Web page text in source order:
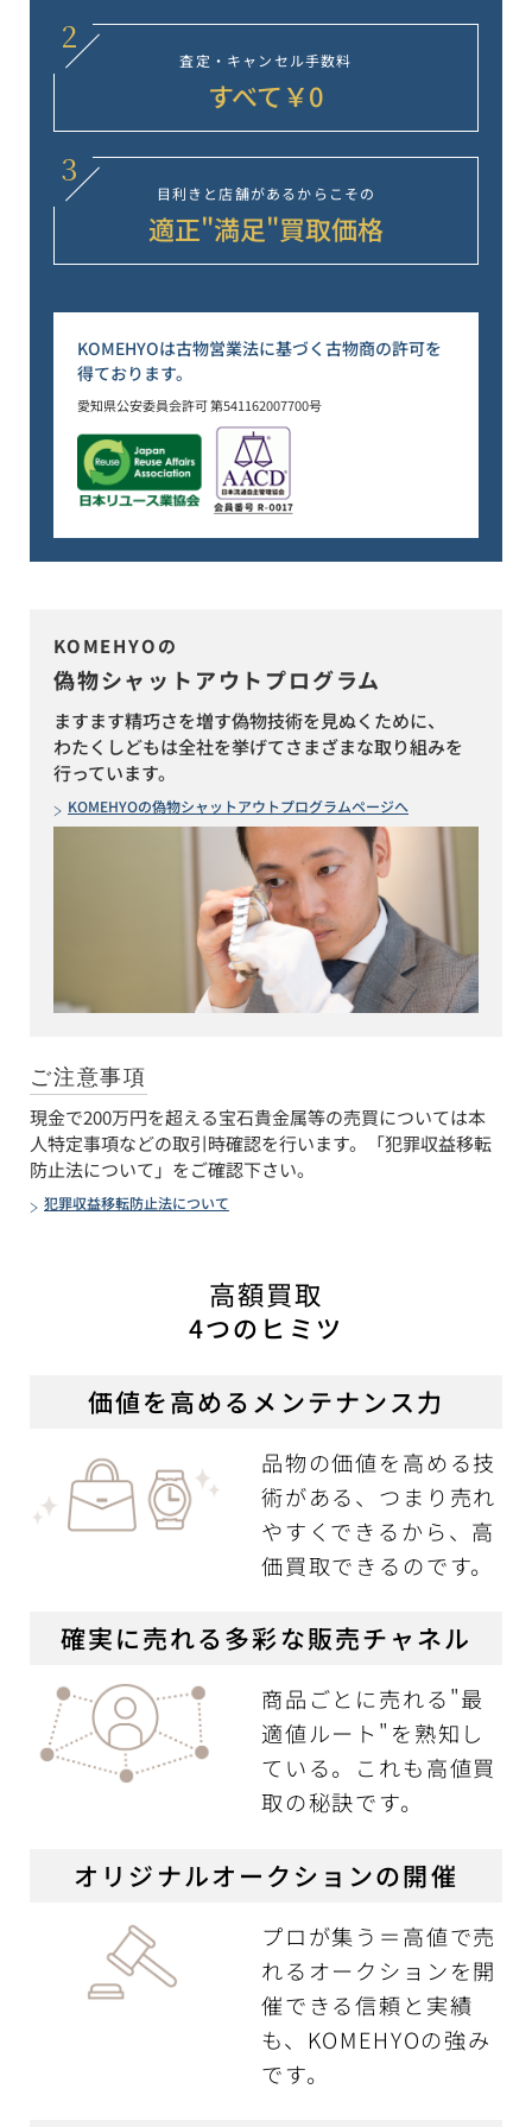
2
査定・キャンセル手数料
すべて￥0
3
目利きと店舗があるからこその
適正"満足"買取価格
KOMEHYOは古物営業法に基づく古物商の許可を
得ております。
愛知県公安委員会許可 第541162007700号
KOMEHYOの
偽物シャットアウトプログラム
ますます精巧さを増す偽物技術を見ぬくために、
わたくしどもは全社を挙げてさまざまな取り組みを
行っています。
KOMEHYOの偽物シャットアウトプログラムページへ
ご注意事項
現金で200万円を超える宝石貴金属等の売買については本
人特定事項などの取引時確認を行います。「犯罪収益移転
防止法について」をご確認下さい。
犯罪収益移転防止法について
高額買取
4つのヒミツ
価値を高めるメンテナンス力
品物の価値を高める技
術がある、つまり売れ
やすくできるから、高
価買取できるのです。
確実に売れる多彩な販売チャネル
商品ごとに売れる"最
適値ルート"を熟知し
ている。これも高値買
取の秘訣です。
オリジナルオークションの開催
プロが集う＝高値で売
れるオークションを開
催できる信頼と実績
も、KOMEHYOの強み
です。